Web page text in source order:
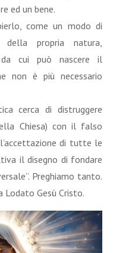
ed un bene.
come un modo di
della propria natura,
cui può nascere il
non è più necessario
cerca di distruggere
Chiesa) con il falso
di tutte le
il disegno di fondare
Preghiamo tanto.
Lodato Gesù Cristo.